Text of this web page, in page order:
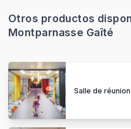
Otros productos
Montparnasse Gaîté
Salle de